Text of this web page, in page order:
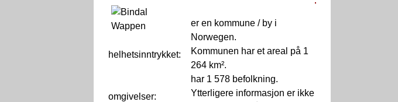
helhetsinntrykket:
omgivelser:
er en kommune / by i
Norwegen.
Kommunen har et areal på 1
264 km².
har 1 578 befolkning.
Ytterligere informasjon er ikke